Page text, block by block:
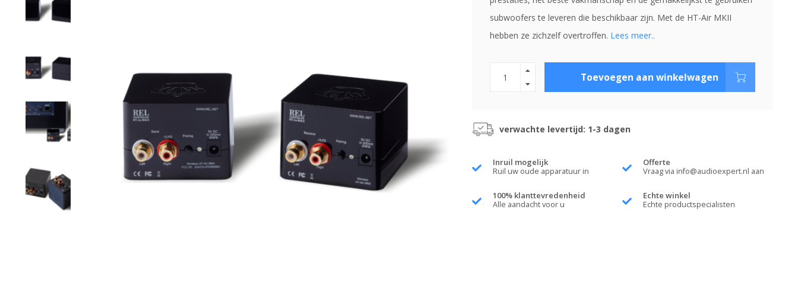
subwoofers te leveren die beschikbaar zijn. Met de HT-Air MKII
hebben ze zichzelf overtroffen. Lees meer..
Toevoegen aan winkelwagen
verwachte levertijd: 1-3 dagen
Inruil mogelijk
Ruil uw oude apparatuur in
Offerte
Vraag via info@audioexpert.nl aan
100% klanttevredenheid
Alle aandacht voor u
Echte winkel
Echte productspecialisten